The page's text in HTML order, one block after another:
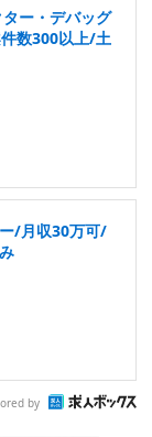
ー・デバッグ
数300以上/土
/月収30万可/
by